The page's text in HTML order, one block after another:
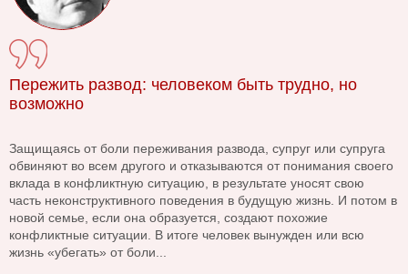
Пережить развод: человеком быть трудно, но
возможно
Защищаясь от боли переживания развода, супруг или супруга
обвиняют во всем другого и отказываются от понимания своего
вклада в конфликтную ситуацию, в результате уносят свою
часть неконструктивного поведения в будущую жизнь. И потом в
новой семье, если она образуется, создают похожие
конфликтные ситуации. В итоге человек вынужден или всю
жизнь «убегать» от боли...